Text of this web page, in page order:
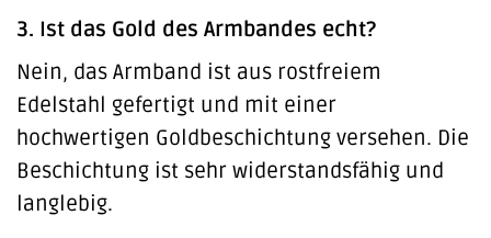
3. Ist das Gold des Armbandes echt?
Nein, das Armband ist aus rostfreiem
Edelstahl gefertigt und mit einer
hochwertigen Goldbeschichtung versehen. Die
Beschichtung ist sehr widerstandsfähig und
langlebig.